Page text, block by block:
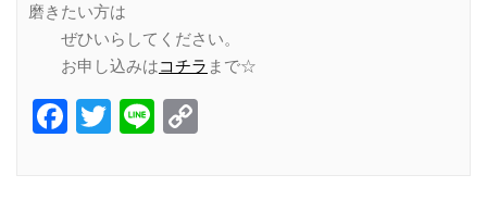
磨きたい方は
ぜひいらしてください。
お申し込みはコチラ まで☆
Facebook
Twitter
Line